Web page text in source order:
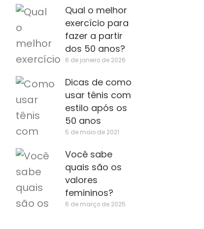
Qual o melhor
exercício para
fazer a partir
dos 50 anos?
6 de janeiro de 2026
Dicas de como
usar tênis com
estilo após os
50 anos
5 de maio de 2021
Você sabe
quais são os
valores
femininos?
6 de março de 2025